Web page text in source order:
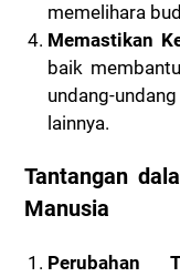
memelihara
Memastikan
baik
undang-
lainnya.
Tantangan
Manusia
Perubahan